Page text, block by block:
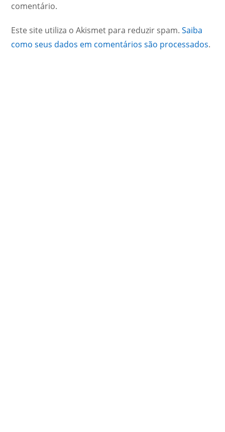
comentário.
Este site utiliza o Akismet para reduzir spam.Saiba
como seus dados em comentários são processados.